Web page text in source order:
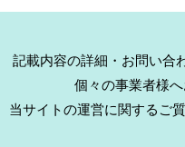
記載内容の詳細・お問い合
個々の事業者様へ
当サイトの運営に関するご